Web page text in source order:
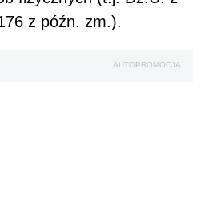
z późn. zm.).
AUTOPROMOCJA